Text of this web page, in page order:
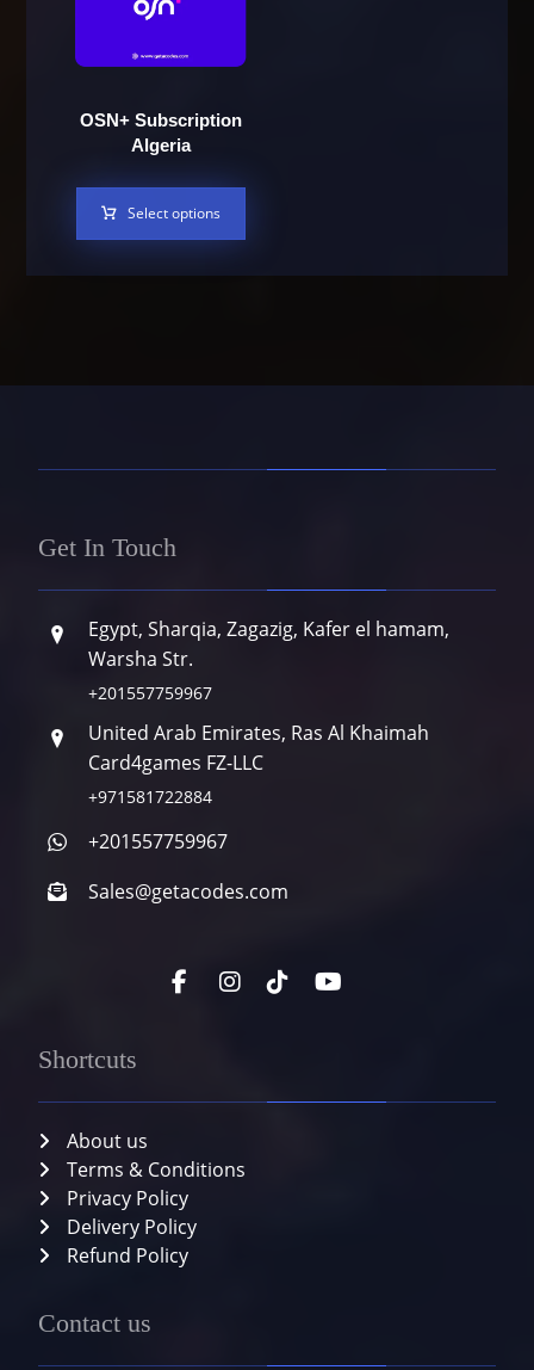
OSN+ Subscription
Algeria
Select options
Get In Touch
Egypt, Sharqia, Zagazig, Kafer el hamam,
Warsha Str.
+201557759967
United Arab Emirates, Ras Al Khaimah
Card4games FZ-LLC
+971581722884
+201557759967
Sales@getacodes.com
Shortcuts
About us
Terms & Conditions
Privacy Policy
Delivery Policy
Refund Policy
Contact us